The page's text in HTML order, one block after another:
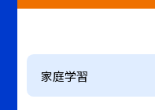
家庭学習